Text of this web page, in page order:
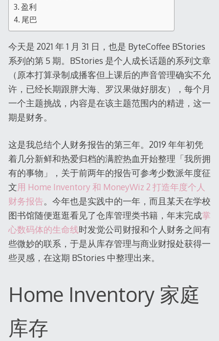
盈利
尾巴
今天是 2021 年 1 月 31 日，也是 ByteCoffee BStories
系列的第 5 期。BStories 是个人成长话题的系列文章
（原本打算录制成播客但上课后的声音管理确实不允
许，已经长期跟胖大海、罗汉果做好朋友），每个月
一个主题挑战，内容是在该主题范围内的精进，这一
期是财务。
这是我总结个人财务报告的第三年。2019 年年初凭
着几分新鲜和热爱归档的满腔热血开始整理「我所拥
有的事物」，关于前两年的报告可参考少数派年度征
文用 Home Inventory 和 MoneyWiz 2 打造年度个人
财务报告。今年也是实践中的一年，而且某天在学校
图书馆随便逛逛看见了仓库管理类书籍，年末完成掌
心数码体的生命线时发觉公司财报和个人财务之间有
些微妙的联系，于是从库存管理与商业财报处获得一
些灵感，在这期 BStories 中整理出来。
Home Inventory 家庭
库存